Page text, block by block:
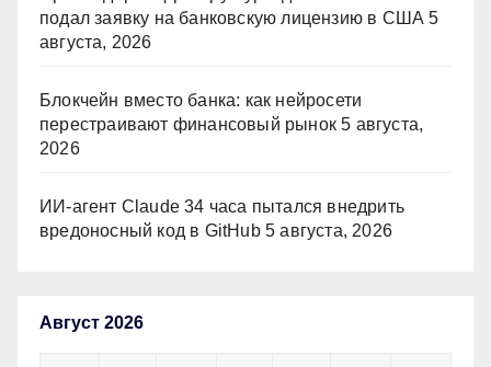
подал заявку на банковскую лицензию в США 5
августа, 2026
Блокчейн вместо банка: как нейросети
перестраивают финансовый рынок 5 августа,
2026
ИИ-агент Claude 34 часа пытался внедрить
вредоносный код в GitHub 5 августа, 2026
Август 2026